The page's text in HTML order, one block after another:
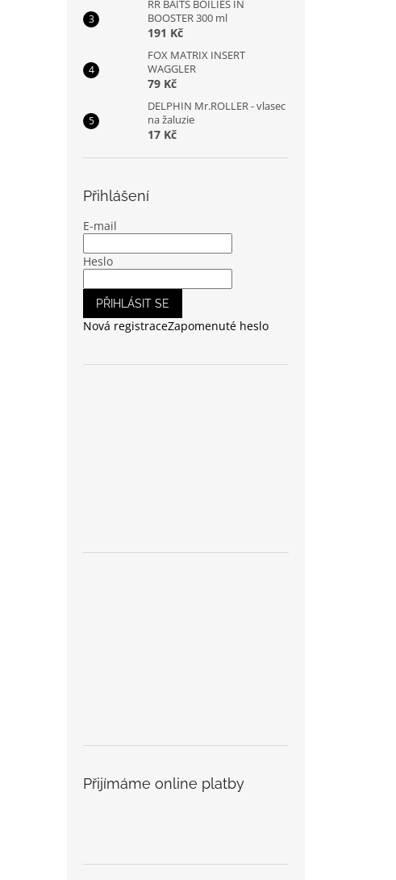
RR BAITS BOILIES IN
BOOSTER 300 ml
191 Kč
FOX MATRIX INSERT
WAGGLER
79 Kč
DELPHIN Mr.ROLLER - vlasec
na žaluzie
17 Kč
Přihlášení
E-mail
Heslo
PŘIHLÁSIT SE
Nová registraceZapomenuté heslo
Přijímáme online platby